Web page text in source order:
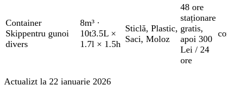
Container
Skippentru gunoi
divers
8m³ ·
10t3.5L ×
1.7l × 1.5h
Sticlă, Plastic,
Saci, Moloz
48 ore
staționare
gratis,
apoi 300
Lei / 24
ore
Actualizt la 22 ianuarie 2026